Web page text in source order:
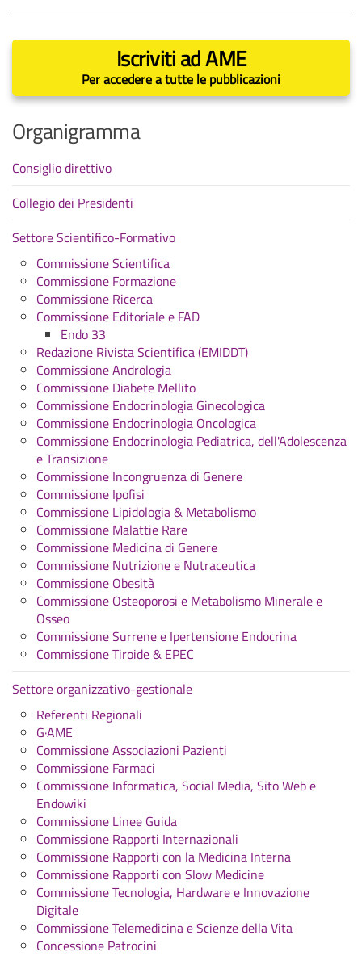
Iscriviti ad AME
Per accedere a tutte le pubblicazioni
Organigramma
Consiglio direttivo
Collegio dei Presidenti
Settore Scientifico-Formativo
Commissione Scientifica
Commissione Formazione
Commissione Ricerca
Commissione Editoriale e FAD
Endo 33
Redazione Rivista Scientifica (EMIDDT)
Commissione Andrologia
Commissione Diabete Mellito
Commissione Endocrinologia Ginecologica
Commissione Endocrinologia Oncologica
Commissione Endocrinologia Pediatrica, dell'Adolescenza
e Transizione
Commissione Incongruenza di Genere
Commissione Ipofisi
Commissione Lipidologia & Metabolismo
Commissione Malattie Rare
Commissione Medicina di Genere
Commissione Nutrizione e Nutraceutica
Commissione Obesità
Commissione Osteoporosi e Metabolismo Minerale e
Osseo
Commissione Surrene e Ipertensione Endocrina
Commissione Tiroide & EPEC
Settore organizzativo-gestionale
Referenti Regionali
G·AME
Commissione Associazioni Pazienti
Commissione Farmaci
Commissione Informatica, Social Media, Sito Web e
Endowiki
Commissione Linee Guida
Commissione Rapporti Internazionali
Commissione Rapporti con la Medicina Interna
Commissione Rapporti con Slow Medicine
Commissione Tecnologia, Hardware e Innovazione
Digitale
Commissione Telemedicina e Scienze della Vita
Concessione Patrocini